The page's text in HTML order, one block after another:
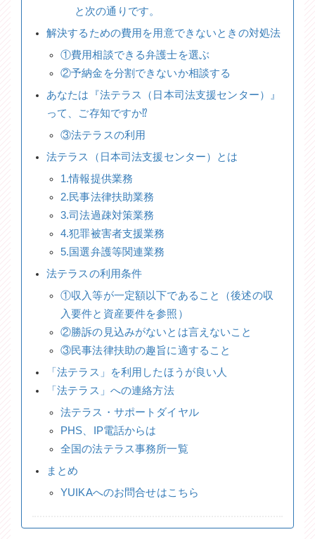
と次の通りです。
解決するための費用を用意できないときの対処法
①費用相談できる弁護士を選ぶ
②予納金を分割できないか相談する
あなたは『法テラス（日本司法支援センター）』
って、ご存知ですか⁉
③法テラスの利用
法テラス（日本司法支援センター）とは
1.情報提供業務
2.民事法律扶助業務
3.司法過疎対策業務
4.犯罪被害者支援業務
5.国選弁護等関連業務
法テラスの利用条件
①収入等が一定額以下であること（後述の収
入要件と資産要件を参照）
②勝訴の見込みがないとは言えないこと
③民事法律扶助の趣旨に適すること
「法テラス」を利用したほうが良い人
「法テラス」への連絡方法
法テラス・サポートダイヤル
PHS、IP電話からは
全国の法テラス事務所一覧
まとめ
YUIKAへのお問合せはこちら